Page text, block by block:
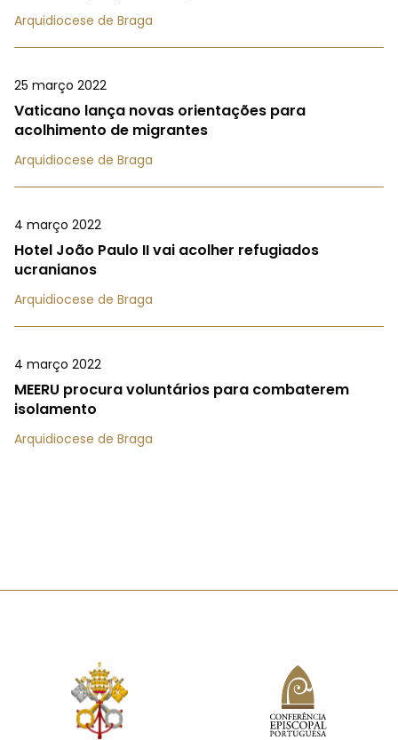
Arquidiocese de Braga
25 março 2022
Vaticano lança novas orientações para
acolhimento de migrantes
Arquidiocese de Braga
4 março 2022
Hotel João Paulo II vai acolher refugiados
ucranianos
Arquidiocese de Braga
4 março 2022
MEERU procura voluntários para combaterem
isolamento
Arquidiocese de Braga